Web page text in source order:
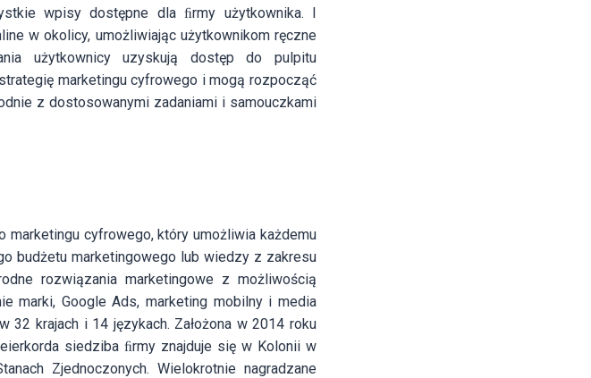
wpisy dostępne dla ﬁrmy użytkownika. I
w okolicy, umożliwiając użytkownikom ręczne
użytkownicy uzyskują dostęp do pulpitu
marketingu cyfrowego i mogą rozpocząć
z dostosowanymi zadaniami i samouczkami
cyfrowego, który umożliwia każdemu
budżetu marketingowego lub wiedzy z zakresu
rozwiązania marketingowe z możliwością
marki, Google Ads, marketing mobilny i media
32 krajach i 14 językach. Założona w 2014 roku
siedziba ﬁrmy znajduje się w Kolonii w
Zjednoczonych. Wielokrotnie nagradzane